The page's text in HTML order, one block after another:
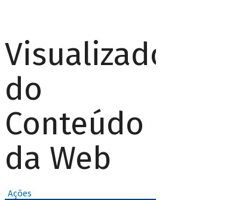
Visualizador
do
Conteúdo
da Web
Ações